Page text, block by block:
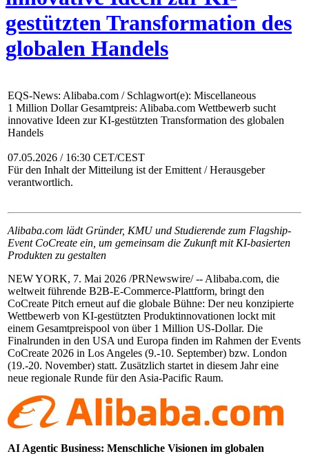
gestützten Transformation des
globalen Handels
EQS-News: Alibaba.com / Schlagwort(e): Miscellaneous
1 Million Dollar Gesamtpreis: Alibaba.com Wettbewerb sucht
innovative Ideen zur KI-gestützten Transformation des globalen
Handels
07.05.2026 / 16:30 CET/CEST
Für den Inhalt der Mitteilung ist der Emittent / Herausgeber
verantwortlich.
Alibaba.com lädt Gründer, KMU und Studierende zum Flagship-
Event CoCreate ein, um gemeinsam die Zukunft mit KI-basierten
Produkten zu gestalten
NEW YORK, 7. Mai 2026 /PRNewswire/ -- Alibaba.com, die
weltweit führende B2B-E-Commerce-Plattform, bringt den
CoCreate Pitch erneut auf die globale Bühne: Der neu konzipierte
Wettbewerb von KI-gestützten Produktinnovationen lockt mit
einem Gesamtpreispool von über 1 Million US-Dollar. Die
Finalrunden in den USA und Europa finden im Rahmen der Events
CoCreate 2026 in Los Angeles (9.-10. September) bzw. London
(19.-20. November) statt. Zusätzlich startet in diesem Jahr eine
neue regionale Runde für den Asia-Pacific Raum.
AI Agentic Business: Menschliche Visionen im globalen